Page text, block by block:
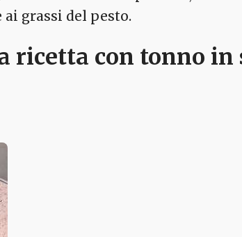
grassi del pesto.
ricetta con tonno in